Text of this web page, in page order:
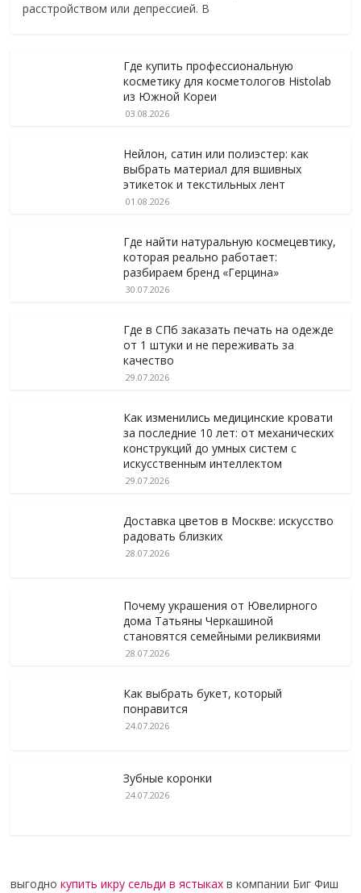
расстройством или депрессией. В
Где купить профессиональную
косметику для косметологов Histolab
из Южной Кореи
03.08.2026
Нейлон, сатин или полиэстер: как
выбрать материал для вшивных
этикеток и текстильных лент
01.08.2026
Где найти натуральную космецевтику,
которая реально работает:
разбираем бренд «Герцина»
30.07.2026
Где в СПб заказать печать на одежде
от 1 штуки и не переживать за
качество
29.07.2026
Как изменились медицинские кровати
за последние 10 лет: от механических
конструкций до умных систем с
искусственным интеллектом
29.07.2026
Доставка цветов в Москве: искусство
радовать близких
28.07.2026
Почему украшения от Ювелирного
дома Татьяны Черкашиной
становятся семейными реликвиями
28.07.2026
Как выбрать букет, который
понравится
24.07.2026
Зубные коронки
24.07.2026
выгоднокупить икру сельди в ястыках в компании Биг Фиш